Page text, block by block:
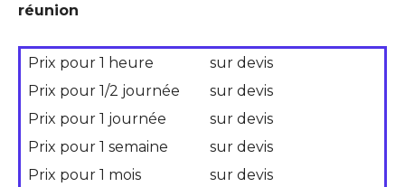
réunion
Prix pour 1 heure
sur devis
Prix pour 1/2 journée
sur devis
Prix pour 1 journée
sur devis
Prix pour 1 semaine
sur devis
Prix pour 1 mois
sur devis